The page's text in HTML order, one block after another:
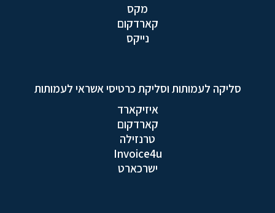
מקס
קארדקום
נייקס
סליקה לעמותות וסליקת כרטיסי אשראי לעמותות
איזיקארד
קארדקום
טרנזילה
Invoice4u
ישרכארט